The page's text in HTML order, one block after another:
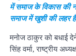
में समाज के विकास की
समाज में खुशी की लहर
मनोज ठाकुर को बधाई
सिंह वर्मा, राष्ट्रीय